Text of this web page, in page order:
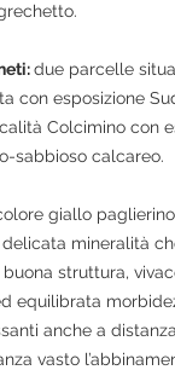
due parcelle
con esposizione
Colcimino con
sabbioso calcareo.
giallo
mineralità
buona struttura,
equilibrata
anche a
vasto